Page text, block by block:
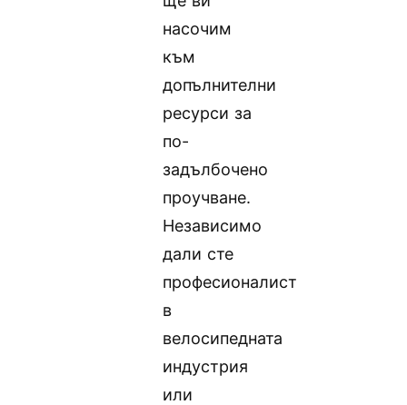
насочим
към
допълнителни
ресурси за
по-
задълбочено
проучване.
Независимо
дали сте
професионалист
в
велосипедната
индустрия
или